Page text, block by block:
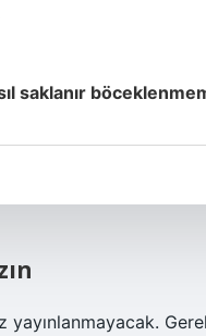
saklanır
yayınlanmayacak.